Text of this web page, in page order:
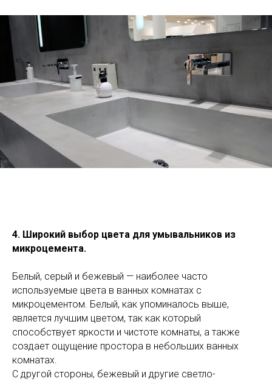
4. Широкий выбор цвета для умывальников из
микроцемента.
Белый, серый и бежевый — наиболее часто
используемые цвета в ванных комнатах с
микроцементом. Белый, как упоминалось выше,
является лучшим цветом, так как который
способствует яркости и чистоте комнаты, а также
создает ощущение простора в небольших ванных
комнатах.
С другой стороны, бежевый и другие светло-